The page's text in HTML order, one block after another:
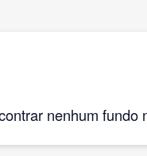
nenhum